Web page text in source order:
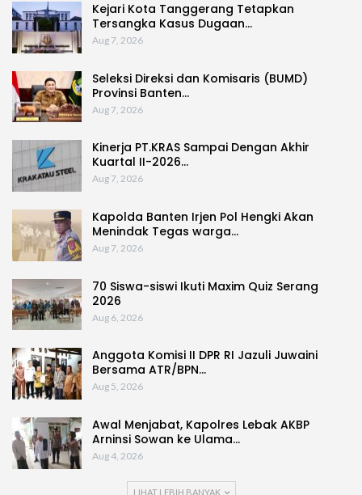
Kejari Kota Tanggerang Tetapkan
Tersangka Kasus Dugaan…
Aug 7, 2026
Seleksi Direksi dan Komisaris (BUMD)
Provinsi Banten…
Aug 7, 2026
Kinerja PT.KRAS Sampai Dengan Akhir
Kuartal II-2026…
Aug 7, 2026
Kapolda Banten Irjen Pol Hengki Akan
Menindak Tegas warga…
Aug 7, 2026
70 Siswa-siswi Ikuti Maxim Quiz Serang
2026
Aug 6, 2026
Anggota Komisi II DPR RI Jazuli Juwaini
Bersama ATR/BPN…
Aug 5, 2026
Awal Menjabat, Kapolres Lebak AKBP
Arninsi Sowan ke Ulama…
Aug 4, 2026
LIHAT LEBIH BANYAK